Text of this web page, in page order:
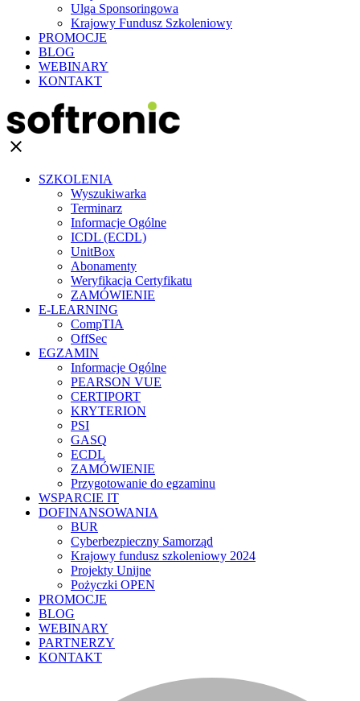
Ulga Sponsoringowa
Krajowy Fundusz Szkoleniowy
PROMOCJE
BLOG
WEBINARY
KONTAKT
clear
SZKOLENIA
Wyszukiwarka
Terminarz
Informacje Ogólne
ICDL (ECDL)
UnitBox
Abonamenty
Weryfikacja Certyfikatu
ZAMÓWIENIE
E-LEARNING
CompTIA
OffSec
EGZAMIN
Informacje Ogólne
PEARSON VUE
CERTIPORT
KRYTERION
PSI
GASQ
ECDL
ZAMÓWIENIE
Przygotowanie do egzaminu
WSPARCIE IT
DOFINANSOWANIA
BUR
Cyberbezpieczny Samorząd
Krajowy fundusz szkoleniowy 2024
Projekty Unijne
Pożyczki OPEN
PROMOCJE
BLOG
WEBINARY
PARTNERZY
KONTAKT